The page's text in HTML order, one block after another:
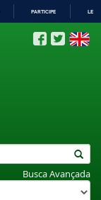
PARTICIPE
Busca Avançada